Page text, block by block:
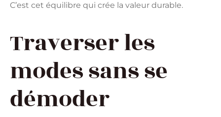
C’est cet équilibre qui crée la valeur durable.
Traverser les
modes sans se
démoder